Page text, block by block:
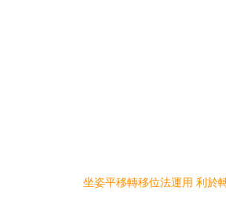
坐姿平移轉移位法運用 利於